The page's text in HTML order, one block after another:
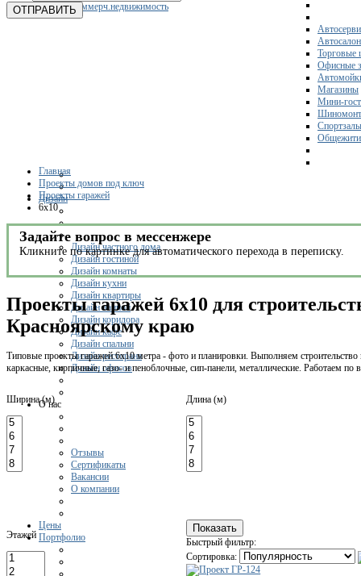
Коммерч.недвижимость
Торговые
Офисные
Магазины
Мини-
Спортзалы
Дизайн
Дизайн частного дома
Дизайн гостиной
Дизайн комнаты
Дизайн кухни
Дизайн квартиры
Дизайн ванной
Дизайн коридора
Дизайн кафе
Дизайн спальни
Дизайн ресторана
Дизайн офисов
О нас
Отзывы
Сертификаты
Вакансии
О компании
Цены
Портфолио
ОТПРАВИТЬ
Главная
Проекты домов под ключ
Проекты гаражей
6x10
Задайте вопрос в мессенжере
Кликните по картинке для автоматического перехода в переписку.
Проекты гаражей 6х10 для
Красноярскому краю
Типовые проекты гаражей 6х10 метра - фото и планировки. Выполняем
каркасные, кирпичные, газо- и пеноблочные, сип-панели, металлические. Работаем
Ширина (м) Длина (м)
Этажей
Быстрый фильтр:
Сортировка: